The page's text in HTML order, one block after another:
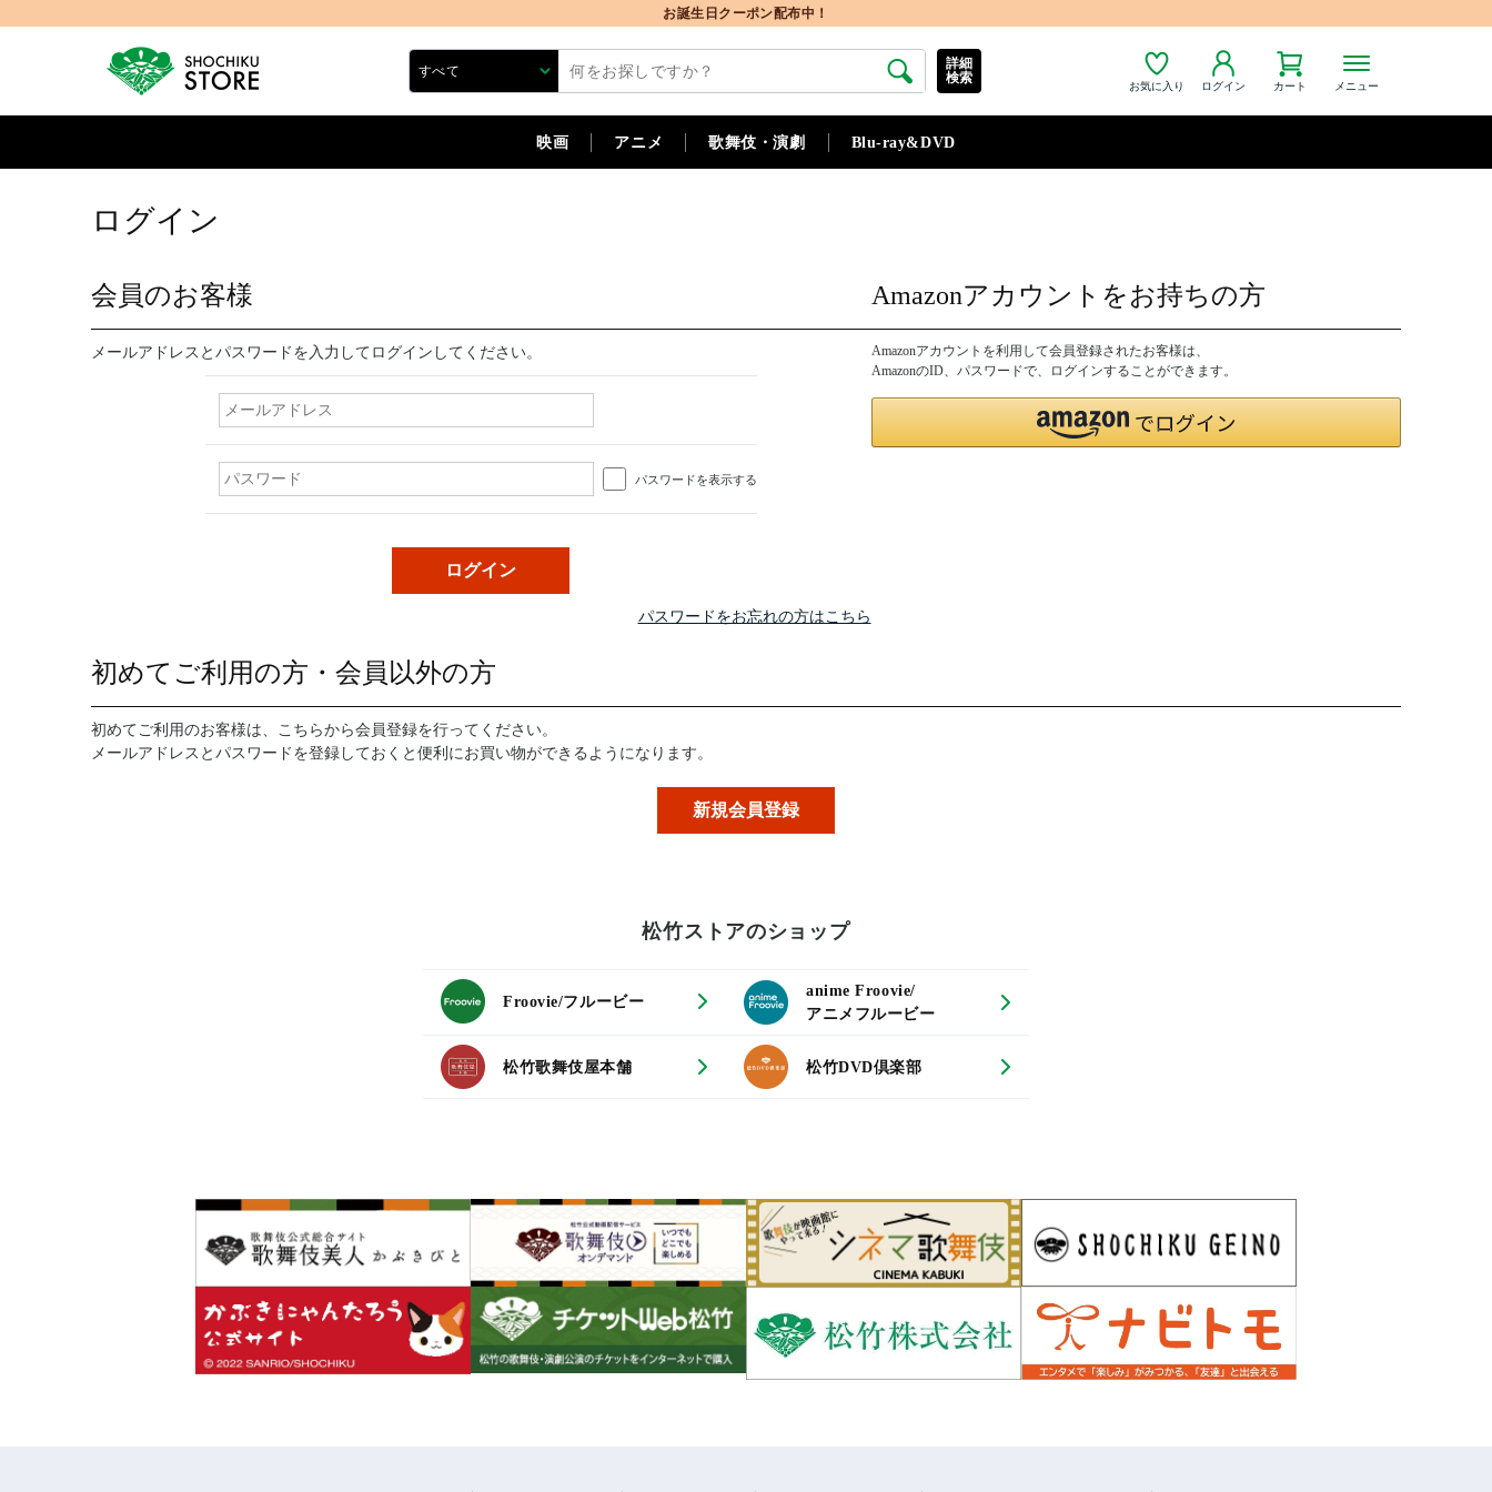
お誕生日クーポン配布中！
お気に入り ログイン カート メニュー
詳細
検索
映画 アニメ 歌舞伎・演劇 Blu-ray&DVD
ログイン
会員のお客様
メールアドレスとパスワードを入力してログインしてください。
パスワードを表示する
パスワードをお忘れの方はこちら
Amazonアカウントをお持ちの方
Amazonアカウントを利用して会員登録されたお客様は、
AmazonのID、パスワードで、ログインすることができます。
初めてご利用の方・会員以外の方
初めてご利用のお客様は、こちらから会員登録を行ってください。
メールアドレスとパスワードを登録しておくと便利にお買い物ができるようになります。
松竹ストアのショップ
Froovie/フルービー
anime Froovie/
アニメフルービー
松竹歌舞伎屋本舗 松竹DVD倶楽部